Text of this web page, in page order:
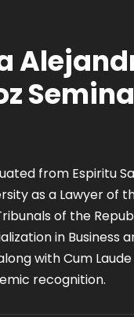
from Espiritu
as a Lawyer of
of the
in Business
with Cum Laude
recognition.